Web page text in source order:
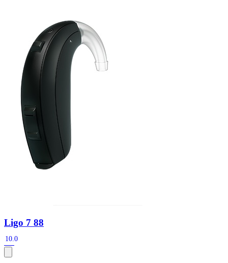
Snel zoeken
Signia hoortoestellen Signia Pure BCT IX
Allure AI
Audio Service R LI 7
Hoortoestelbatterijen
Widex filters
Onderhoudsartikelen
De Signia Active Mini IX is het nieuwste hoortoestel van Signia.
Bekijk
Ligo 7 88
10.0